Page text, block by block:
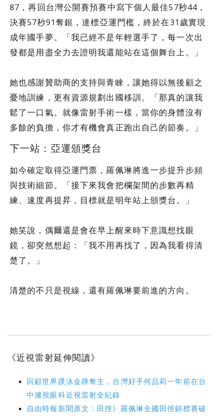
87，再回台灣公開賽預賽中寫下個人最佳57秒44，
決賽57秒91奪銀，達標亞運門檻，終於在31歲實現
成年國手夢。「我已經不是年輕選手了，每一次出
發都是用盡全力去證明我還能站在這個舞台上。」
她也感謝贊助商的支持與青睞，讓她得以無後顧之
憂地訓練，更有資源規劃出國移訓。「那真的讓我
鬆了一口氣。就像雷射手術一樣，當你的身體沒有
多餘的負擔，你才有機會真正跑出自己的節奏。」
下一站：亞運頒獎台
如今確定取得亞運門票，羅佩琳將進一步提升步頻
與技術細節。「接下來我會把欄架間的步數再精
練、速度再提昇，目標就是明年站上頒獎台。」
她笑說，偶爾還是會在早上醒來時下意識想找眼
鏡，卻突然想起：「我不用再找了，因為我看得清
楚了。」
清楚的不只是視線，還有羅佩琳要前進的方向。
《近視雷射延伸閱讀》
回顧世界蹼泳金牌奪主，台灣好手何品莉一年前在台
中濰視眼科近視雷射全紀錄
自由時報新聞原文：田徑》羅佩琳全國田徑錦標賽破